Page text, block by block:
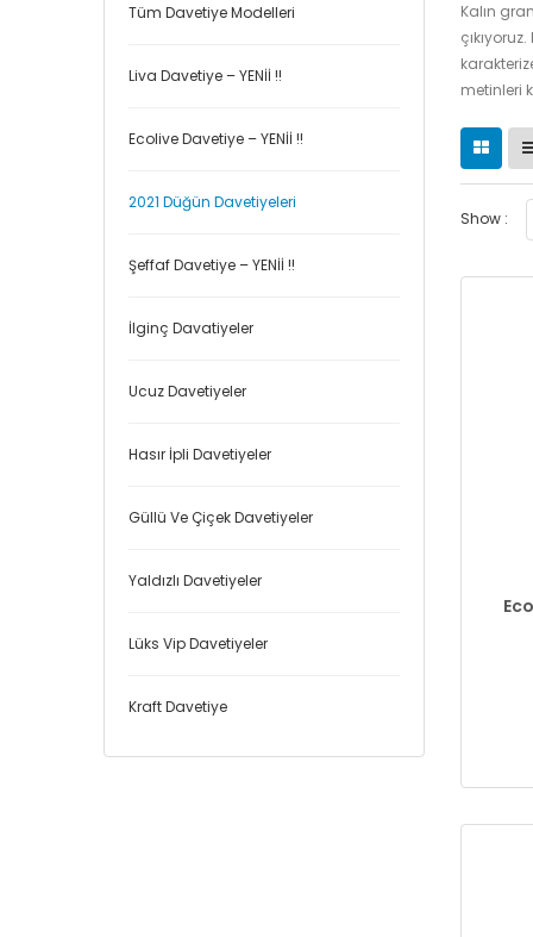
Tüm Davetiye Modelleri
Liva Davetiye – YENİİ !!
Ecolive Davetiye – YENİİ !!
2021 Düğün Davetiyeleri
Şeffaf Davetiye – YENİİ !!
İlginç Davatiyeler
Ucuz Davetiyeler
Hasır İpli Davetiyeler
Güllü Ve Çiçek Davetiyeler
Yaldızlı Davetiyeler
Lüks Vip Davetiyeler
Kraft Davetiye
Kalın
metinleri
Show :